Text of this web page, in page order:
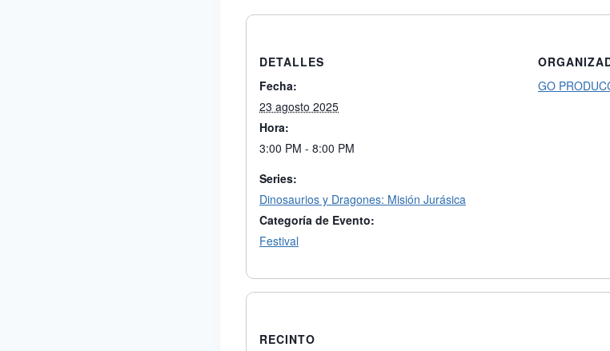
DETALLES
Fecha:
23 agosto 2025
Hora:
3:00 PM - 8:00 PM
Series:
Dinosaurios y Dragones: Misión Jurásica
Categoría de Evento:
Festival
GO
RECINTO